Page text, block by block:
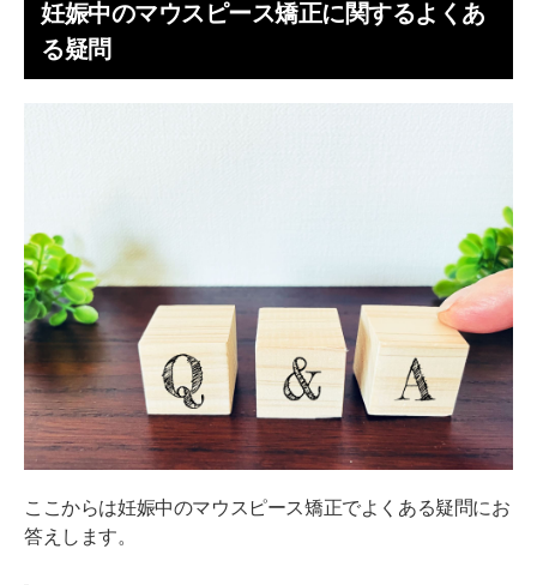
妊娠中のマウスピース矯正に関するよくあ
る疑問
ここからは妊娠中のマウスピース矯正でよくある疑問にお
答えします。